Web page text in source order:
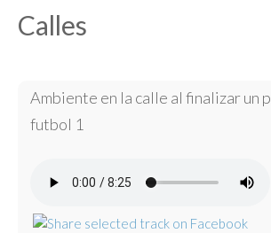
Calles
Ambiente en la calle al finalizar un
futbol 1